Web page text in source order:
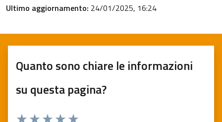
Ultimo aggiornamento: 24/01/2025, 16:24
Quanto sono chiare le informazioni
su questa pagina?